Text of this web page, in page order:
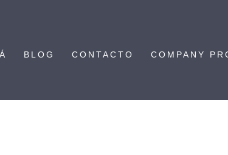
BLOG CONTACTO COMPANY